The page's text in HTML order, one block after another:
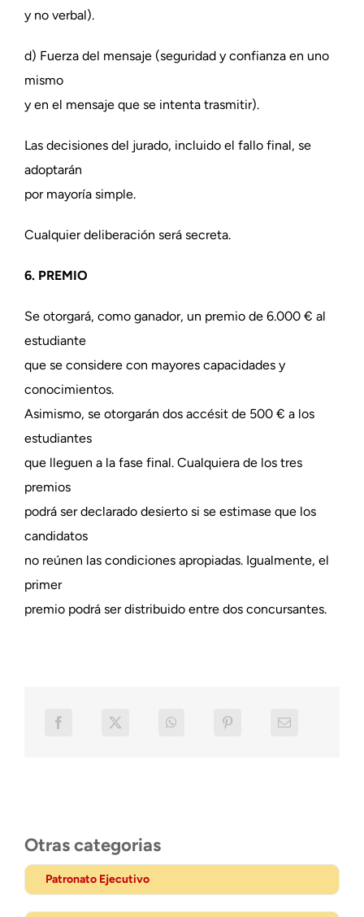
y no verbal).
d) Fuerza del mensaje (seguridad y confianza en uno
mismo
y en el mensaje que se intenta trasmitir).
Las decisiones del jurado, incluido el fallo final, se
adoptarán
por mayoría simple.
Cualquier deliberación será secreta.
6. PREMIO
Se otorgará, como ganador, un premio de 6.000 € al
estudiante
que se considere con mayores capacidades y
conocimientos.
Asimismo, se otorgarán dos accésit de 500 € a los
estudiantes
que lleguen a la fase final. Cualquiera de los tres
premios
podrá ser declarado desierto si se estimase que los
candidatos
no reúnen las condiciones apropiadas. Igualmente, el
primer
premio podrá ser distribuido entre dos concursantes.
Otras categorias
Patronato Ejecutivo